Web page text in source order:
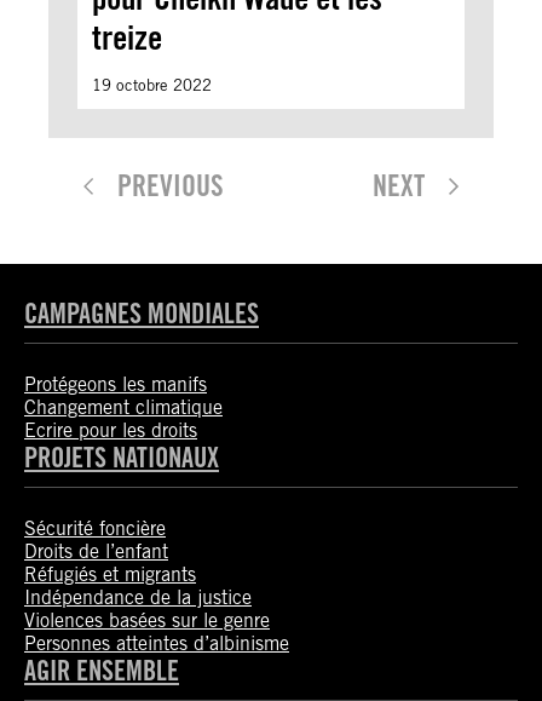
treize
19 octobre 2022
PREVIOUS NEXT
CAMPAGNES MONDIALES
Protégeons les manifs
Changement climatique
Ecrire pour les droits
PROJETS NATIONAUX
Sécurité foncière
Droits de l’enfant
Réfugiés et migrants
Indépendance de la justice
Violences basées sur le genre
Personnes atteintes d’albinisme
AGIR ENSEMBLE